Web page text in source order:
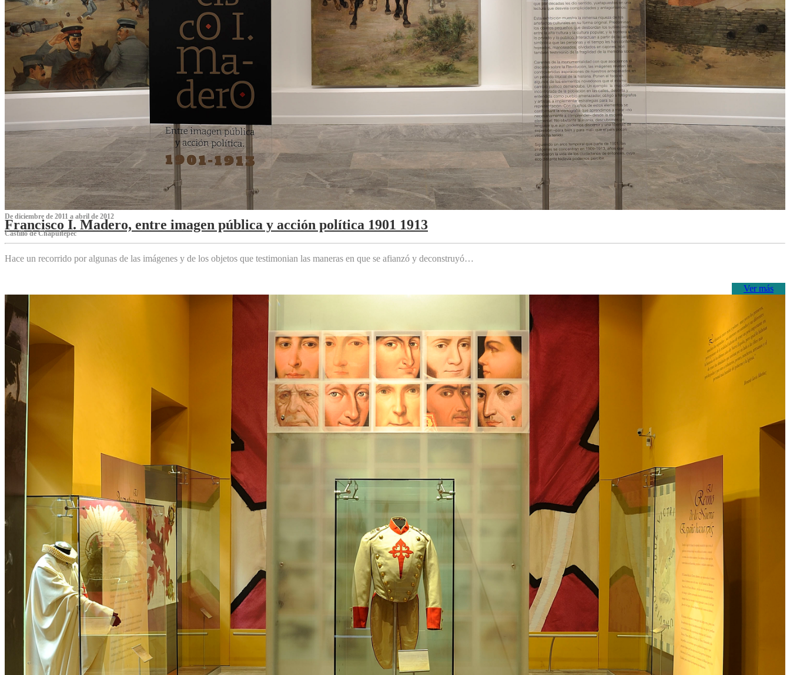
De diciembre de 2011 a abril de 2012
Francisco I. Madero, entre imagen pública y acción política 1901 1913
Castillo de Chapultepec
Hace un recorrido por algunas de las imágenes y de los objetos que testimonian las maneras en que se afianzó y deconstruyó…
Ver más